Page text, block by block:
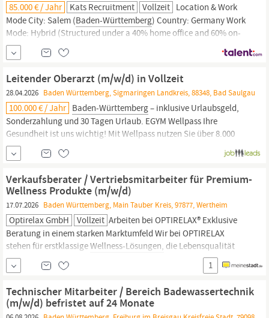
85.000 € / Jahr Kats Recruitment Vollzeit Location & Work
Mode City: Salem (Baden-Württemberg) Country: Germany Work
Mode: Hybrid (Structured under a 40% home office and 60% on-
site framework). Your Role & Responsibilities Product Ownership:
Act as the primary technical point of contact and product
champion for internal and external institutional stakeholders
regarding SAR processors...
Leitender Oberarzt (m/w/d) in Vollzeit
28.04.2026 Baden Württemberg, Sigmaringen Landkreis, 88348, Bad Saulgau
100.000 € / Jahr Baden-Württemberg– inklusive Urlaubsgeld,
Sonderzahlung und 30 Tagen Urlaub. EGYM Wellpass Ihre
Gesundheit ist uns wichtig! Mit Wellpass nutzen Sie über 8.000
Fitness-,
Wellness-
digital. Wir bezuschussen das Programm. Finanzielle Sicherheit
Mit betrieblicher Altersvorsorge, vermögenswirksamen...
Verkaufsberater / Vertriebsmitarbeiter für Premium-
Wellness Produkte (m/w/d)
17.07.2026 Baden Württemberg, Main Tauber Kreis, 97877, Wertheim
Optirelax GmbH Vollzeit Arbeiten bei OPTIRELAX® Exklusive
Beratung in einem starken Marktumfeld Wir bei OPTIRELAX
stehen für erstklassigeWellness-Lösungen, die Lebensqualität
und Entspannung in das Zuhause unserer Kunden bringen. Unser
Showroom in Top-Lage direkt am Wertheim Village (A3) ist die
Anlaufstelle für anspruchsvolle Kunden.
1
Technischer Mitarbeiter / Bereich Badewassertechnik
(m/w/d) befristet auf 24 Monate